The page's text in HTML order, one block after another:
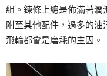
組。鍊條上總是佈滿著潤
附至其他配件，過多的油
飛輪都會是磨耗的主因。